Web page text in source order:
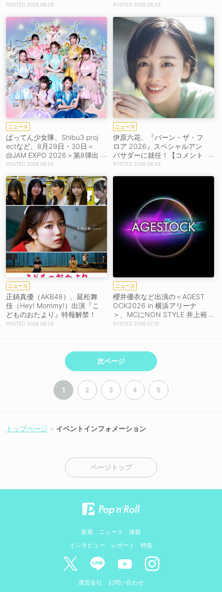
2026.08.03 2026.08.03
ニュース
ばってん少女隊、Shibu3 proj
ectなど、8月29日・30日＜
@JAM EXPO 2026＞第8弾出
演者39組発表！
2026.08.03
ニュース
伊原六花、『バーン・ザ・フ
ロア 2026』スペシャルアン
バサダーに就任！【コメント
あり】 2026.08.03
ニュース
正鋳真優（AKB48）、延松舞
佳（Hey! Mommy!）出演『こ
どものおたより』特報解禁！
2026.08.03
ニュース
櫻井優衣など出演の＜AGEST
OCK2026 in 横浜アリーナ
＞、MCにNON STYLE 井上裕
介、岩田絵里奈が決定！
2026.07.31
次ページ
1 2 3 4 5
トップページ イベントインフォメーション
ページトップ
新着 ニュース
連載
インタビュー
レポート 特集
運営会社 お問い合わせ